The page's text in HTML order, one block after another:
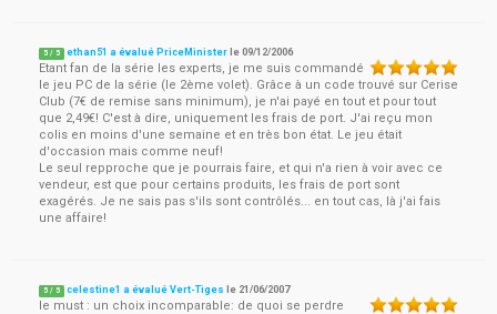
5 / 5 ethan51 a évalué PriceMinister le09/12/2006
Etant fan de la série les experts, je me suis commandé
le jeu PC de la série (le 2ème volet). Grâce à un code trouvé sur Cerise
Club (7€ de remise sans minimum), je n'ai payé en tout et pour tout
que 2,49€! C'est à dire, uniquement les frais de port. J'ai reçu mon
colis en moins d'une semaine et en très bon état. Le jeu était
d'occasion mais comme neuf!
Le seul repproche que je pourrais faire, et qui n'a rien à voir avec ce
vendeur, est que pour certains produits, les frais de port sont
exagérés. Je ne sais pas s'ils sont contrôlés... en tout cas, là j'ai fais
une affaire!
5 / 5 celestine1 a évalué Vert-Tiges le 21/06/2007
le must : un choix incomparable: de quoi se perdre